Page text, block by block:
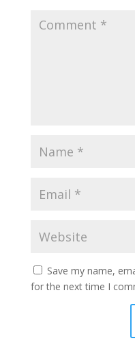
Save my name,
for the next time I